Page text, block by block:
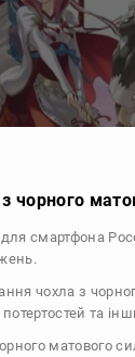
чорного
смартфона
чохла з
та
матового